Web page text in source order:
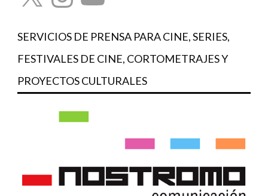
SERVICIOS DE PRENSA PARA CINE, SERIES,
FESTIVALES DE CINE, CORTOMETRAJES Y
PROYECTOS CULTURALES